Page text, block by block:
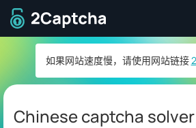
返回主页
如果网站速度慢，请使用网站链接
Chinese captcha solver